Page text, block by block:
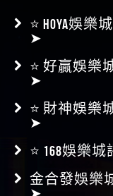
娛樂城評價
⭐ HOYA娛
➤
⭐ 好贏娛
➤
⭐ 財神娛
➤
⭐ 168娛樂